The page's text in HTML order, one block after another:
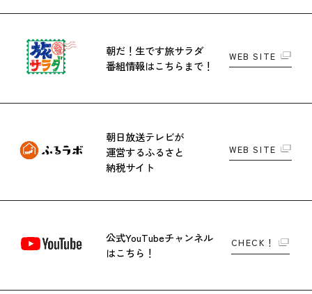
朝だ！生です旅サラダ
番組情報はこちらまで！
WEB SITE
朝日放送テレビが
運営するふるさと
納税サイト
WEB SITE
公式YouTubeチャンネル
はこちら！
CHECK！